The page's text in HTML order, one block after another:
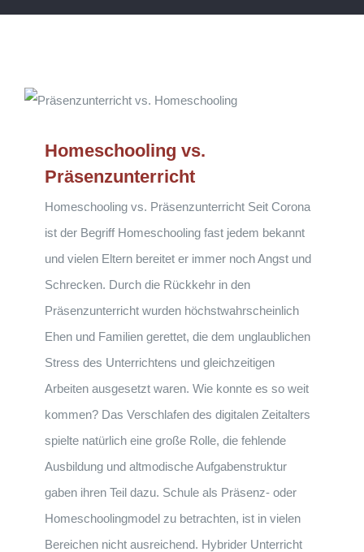
Homeschooling vs.
Präsenzunterricht
Homeschooling vs. Präsenzunterricht Seit Corona
ist der Begriff Homeschooling fast jedem bekannt
und vielen Eltern bereitet er immer noch Angst und
Schrecken. Durch die Rückkehr in den
Präsenzunterricht wurden höchstwahrscheinlich
Ehen und Familien gerettet, die dem unglaublichen
Stress des Unterrichtens und gleichzeitigen
Arbeiten ausgesetzt waren. Wie konnte es so weit
kommen? Das Verschlafen des digitalen Zeitalters
spielte natürlich eine große Rolle, die fehlende
Ausbildung und altmodische Aufgabenstruktur
gaben ihren Teil dazu. Schule als Präsenz- oder
Homeschoolingmodel zu betrachten, ist in vielen
Bereichen nicht ausreichend. Hybrider Unterricht